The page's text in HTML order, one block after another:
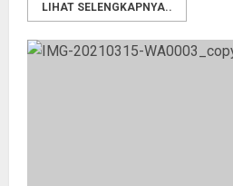
LIHAT SELENGKAPNYA..